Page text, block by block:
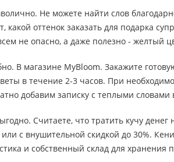
Не можете найти слов
какой оттенок заказать для подарка
не опасно, а даже полезно - желтый
В магазине MyBloom. Закажите
в течение 2-3 часов. При
добавим записку с теплыми словами
Считаете, что тратить кучу
с внушительной скидкой до 30%.
и собственный склад для